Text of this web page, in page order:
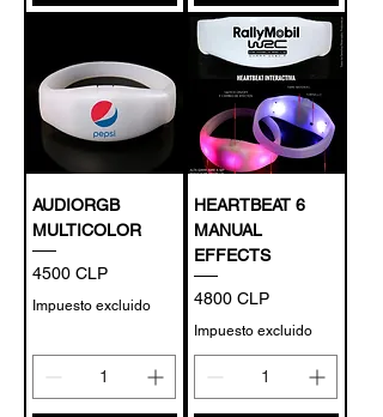
AUDIORGB
MULTICOLOR
Precio
4500 CLP
Impuesto excluido
HEARTBEAT 6
MANUAL
EFFECTS
Precio
4800 CLP
Impuesto excluido